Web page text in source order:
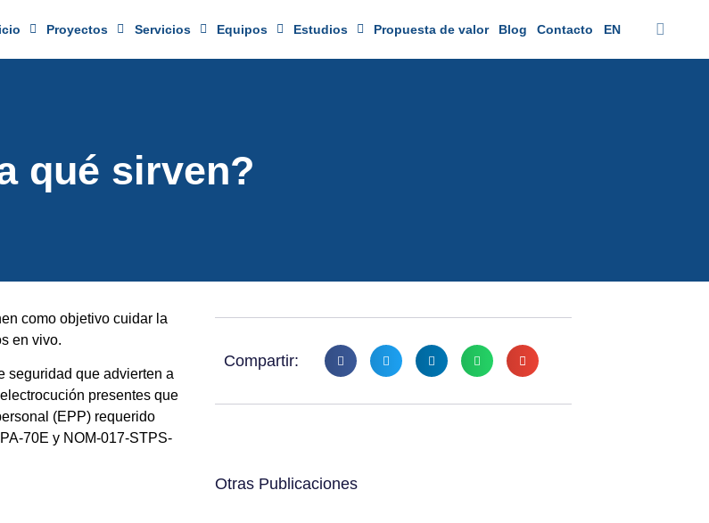
Proyectos Servicios Equipos Estudios Propuesta de valor Blog Contacto EN
qué sirven?
como objetivo cuidar la
en vivo.
seguridad que advierten a
presentes que
(EPP) requerido
70E y NOM-017-STPS-
Compartir:
Otras Publicaciones